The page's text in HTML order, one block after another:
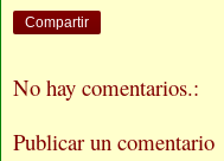
Compartir
No hay comentarios.:
Publicar un comentario